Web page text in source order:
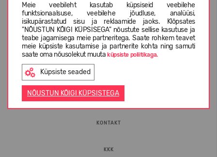
Meie veebileht kasutab küpsiseid veebilehe
funktsionaalsuse, veebilehe jõudluse, analüüsi,
isikupärastatud sisu ja reklaamide jaoks. Klõpsates
"NÕUSTUN KÕIGI KÜPSISEGA" nõustute sellise kasutuse ja
teabe jagamisega meie partneritega. Saate rohkem teavet
meie küpsiste kasutamise ja partnerite kohta ning samuti
saate oma nõusolekut muutaküpsiste poliitikaga.
Küpsiste seaded
NÕUSTUN KÕIGI KÜPSISTEGA
INFORMATSIOON
ETTEVÕTTEST
KONTAKT
KKK